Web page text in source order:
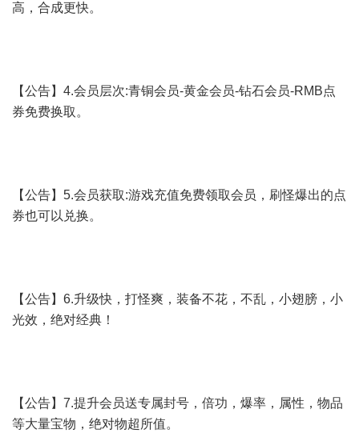
高，合成更快。
【公告】4.会员层次:青铜会员-黄金会员-钻石会员-RMB点
券免费换取。
【公告】5.会员获取:游戏充值免费领取会员，刷怪爆出的点
券也可以兑换。
【公告】6.升级快，打怪爽，装备不花，不乱，小翅膀，小
光效，绝对经典！
【公告】7.提升会员送专属封号，倍功，爆率，属性，物品
等大量宝物，绝对物超所值。